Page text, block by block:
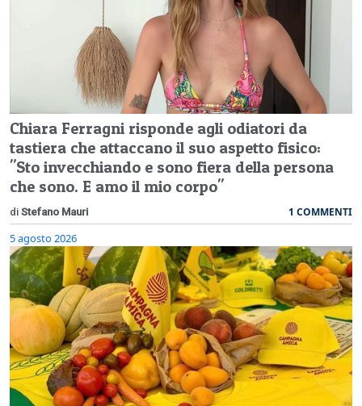
Chiara Ferragni risponde agli odiatori da
tastiera che attaccano il suo aspetto fisico:
"Sto invecchiando e sono fiera della persona
che sono. E amo il mio corpo"
di Stefano Mauri 1 COMMENTI
5 agosto 2026